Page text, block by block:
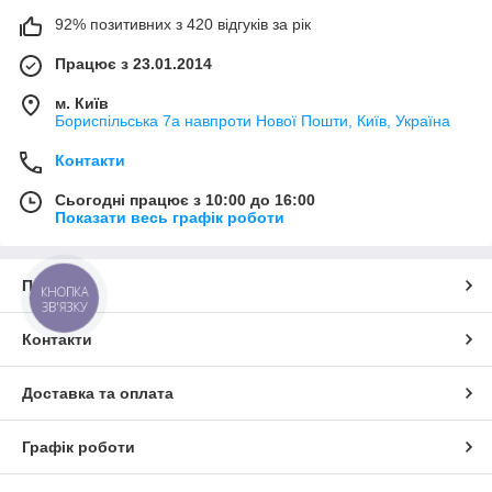
92% позитивних з 420 відгуків за рік
Працює з 23.01.2014
м. Київ
Бориспільська 7а навпроти Нової Пошти, Київ, Україна
Контакти
Сьогодні працює з 10:00 до 16:00
Показати весь графік роботи
Про нас
Контакти
Доставка та оплата
Графік роботи
КНОПКА
ЗВ'ЯЗКУ